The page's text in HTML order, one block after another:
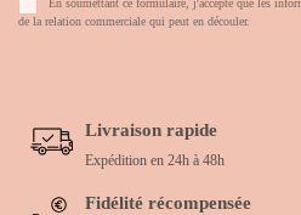
En soumettant ce formulaire, j'accepte que les
de la relation commerciale qui peut en découler.
Livraison rapide
Expédition en 24h à 48h
Fidélité récompensée